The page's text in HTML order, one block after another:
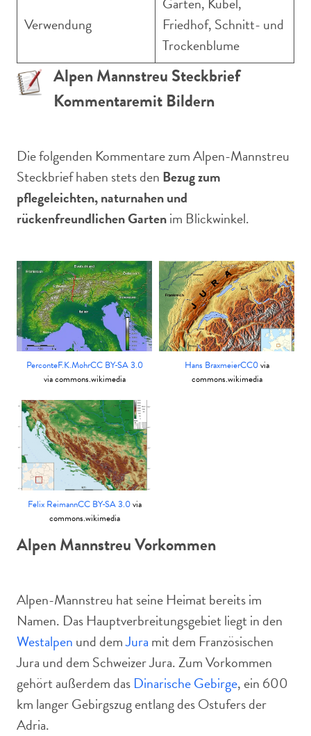
Verwendung
Friedhof, Schnitt- und
Trockenblume
Alpen Mannstreu Steckbrief
Kommentaremit Bildern
Die folgenden Kommentare zum Alpen-Mannstreu
Steckbrief haben stets den Bezug zum
pflegeleichten, naturnahen und
rückenfreundlichen Gartenim Blickwinkel.
PerconteF.K.MohrCC BY-SA 3.0
via commons.wikimedia
Hans BraxmeierCC0via
commons.wikimedia
Felix ReimannCC BY-SA 3.0via
commons.wikimedia
Alpen Mannstreu Vorkommen
Alpen-Mannstreu hat seine Heimat bereits im
Namen. Das Hauptverbreitungsgebiet liegt in den
Westalpen und demJura mit dem Französischen
Jura und dem Schweizer Jura. Zum Vorkommen
gehört außerdem das Dinarische Gebirge, ein 600
km langer Gebirgszug entlang des Ostufers der
Adria.